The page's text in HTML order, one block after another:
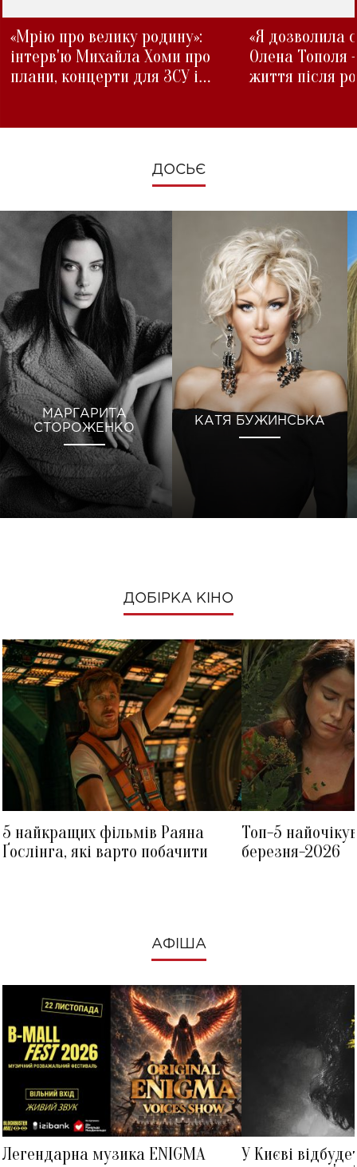
«Мрію про велику родину»:
інтерв'ю Михайла Хоми про
плани, концерти для ЗСУ і
«Я дозволила
Олена Тополя
життя після
ДОСЬЄ
МАРГАРИТА
СТОРОЖЕНКО
КАТЯ БУЖИНСЬКА
ДОБІРКА КІНО
5 найкращих фільмів Раяна
Ґослінга, які варто побачити
Топ-5
березня-2026
АФІША
Легендарна музика ENIGMA
У Києві